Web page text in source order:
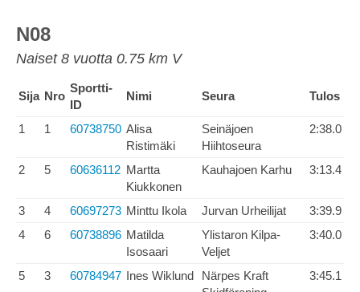
N08
Naiset 8 vuotta 0.75 km V
Sija Nro
Sportti-
ID
Nimi Seura Tulos
1 1 60738750 Alisa
Ristimäki
Seinäjoen
Hiihtoseura
2:38.0
2 5 60636112 Martta
Kiukkonen
Kauhajoen Karhu 3:13.4
3 4 60697273 Minttu Ikola Jurvan Urheilijat
3:39.9
4
6 60738896 Matilda
Isosaari
Ylistaron Kilpa-
Veljet
3:40.0
5 3 60784947 Ines Wiklund
Närpes Kraft
3:45.1